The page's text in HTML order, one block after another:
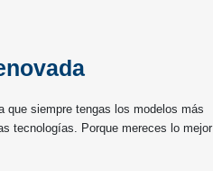
que siempre tengas los modelos más
tecnologías. Porque mereces lo mejor